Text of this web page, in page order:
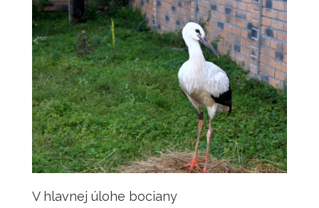
V hlavnej úlohe bociany